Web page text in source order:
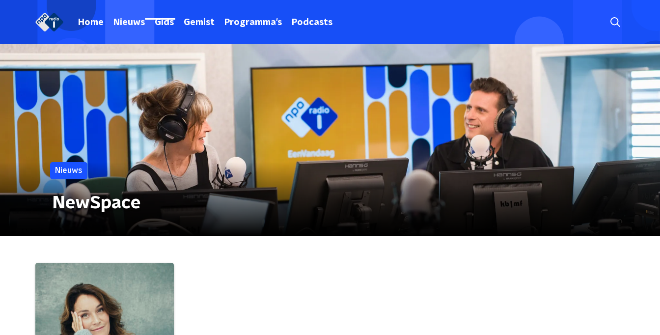
Home Nieuws Gids Gemist Programma's Podcasts
Nieuws
NewSpace